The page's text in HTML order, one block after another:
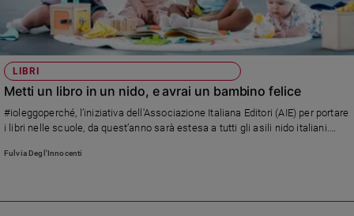
Volontariato
Diritti
Aziende
di
valore
Caso
della
settimana
LIBRI
Metti un libro in un nido, e avrai un bambino felice
#ioleggoperché, l’iniziativa dell'Associazione Italiana Editori (AIE) per portare
i libri nelle scuole, da quest’anno sarà estesa a tutti gli asili nido italiani.
Fulvia Degl'Innocenti